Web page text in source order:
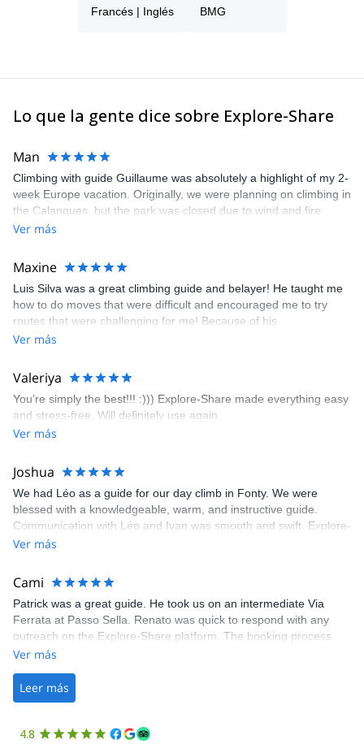
Francés | Inglés BMG
Lo que la gente dice sobre Explore-Share
Man
Climbing with guide Guillaume was absolutely a highlight of my 2-
week Europe vacation. Originally, we were planning on climbing in
the Calanques, but the park was closed due to wind and fire
danger. Guillaume chose another amazing location (Pic de
kindly offered train station pick-up and hotel drop off, which I
appreciated very much. The multi-pitch route we did was not only
fun but also the right amount of challenge, which I thoroughly
enjoyed. The communication from the team (Gauthier) was
prompt and clear—highly recommend!
Ver más
Maxine
Luis Silva was a great climbing guide and belayer! He taught me
how to do moves that were difficult and encouraged me to try
routes that were challenging for me! Because of his
encouragement, I managed to complete these routes! I really
area. The weather was perfect, no direct sun and cool enough to
enjoy the climbs. Explore-Share made booking an outdoor
climbing experience in Lisbon extremely easy. Luis, our guide,
was fantastic, and the platform’s organization was flawless.
Ver más
Valeriya
You’re simply the best!!! :))) Explore-Share made everything easy
and stress-free. Will definitely use again.
Ver más
Joshua
We had Léo as a guide for our day climb in Fonty. We were
blessed with a knowledgeable, warm, and instructive guide.
Communication with Léo and Ivan was smooth and swift. Explore-
Share was excellent in arranging everything for our day climb.
making our adventure stress-free.
Ver más
Cami
Patrick was a great guide. He took us on an intermediate Via
Ferrata at Passo Sella. Renato was quick to respond with any
outreach on the Explore-Share platform. The booking process
was straightforward, and once Patrick was confirmed, all went
the platform.
Ver más
Leer más
4.8